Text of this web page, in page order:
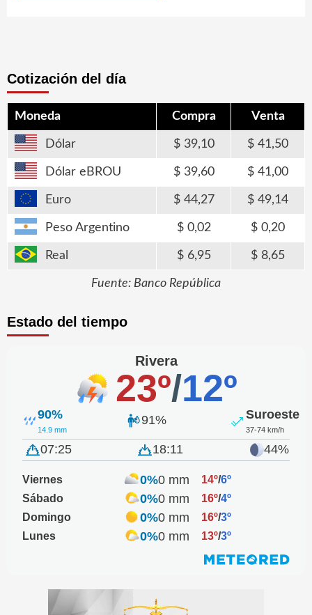
Cotización del día
Moneda Compra Venta
Dólar 39,10 41,50
Dólar eBROU 39,60 41,00
Euro 44,27 49,14
Peso Argentino 0,02 0,20
Real 6,95 8,65
Fuente: Banco República
Estado del tiempo
Rivera
23º/12º
90%
14.9 mm
91% Suroeste
37-74 km/h
07:25 18:11 44%
Viernes 0%0 mm 14º/6º
Sábado
0%0 mm 16º/4º
Domingo
0%0 mm 16º/3º
Lunes
0%0 mm 13º/3º